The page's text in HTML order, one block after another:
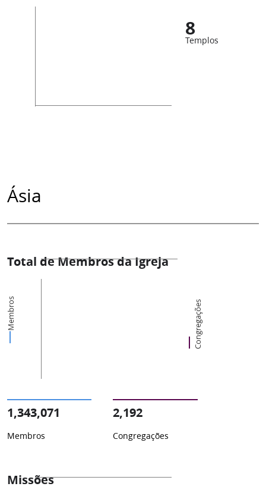
8
Templos
Ásia
Total de Membros da Igreja
Membros Congregações
1,343,071
Membros
2,192
Congregações
Missões